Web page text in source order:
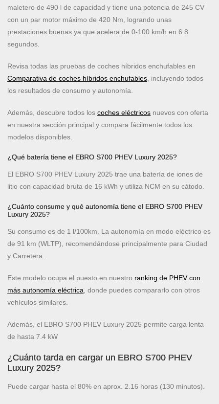
maletero de 490 l de capacidad y tiene una potencia de 245 CV
con un par motor máximo de 420 Nm, logrando unas
prestaciones buenas ya que acelera de 0-100 km/h en 6.8
segundos.
Revisa todas las pruebas de coches híbridos enchufables en
Comparativa de coches híbridos enchufables, incluyendo todos
los resultados de consumo y autonomía.
Además, descubre todos los coches eléctricos nuevos con oferta
en nuestra sección principal y compara fácilmente todos los
modelos disponibles.
¿Qué batería tiene el EBRO S700 PHEV Luxury 2025?
El EBRO S700 PHEV Luxury 2025 trae una batería de iones de
litio con capacidad bruta de 16 kWh y utiliza NCM en su cátodo.
¿Cuánto consume y qué autonomía tiene el EBRO S700 PHEV
Luxury 2025?
Su consumo es de 1 l/100km. La autonomía en modo eléctrico es
de 91 km (WLTP), recomendándose principalmente para Ciudad
y Carretera.
Este modelo ocupa el puesto en nuestro ranking de PHEV con
más autonomía eléctrica, donde puedes compararlo con otros
vehículos similares.
Además, el EBRO S700 PHEV Luxury 2025 permite carga lenta
de hasta 7.4 kW
¿Cuánto tarda en cargar un EBRO S700 PHEV
Luxury 2025?
Puede cargar hasta el 80% en aprox. 2.16 horas (130 minutos).